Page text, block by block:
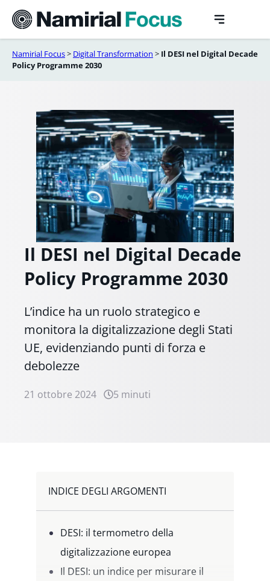
contenuto
Namirial Focus> Digital Transformation > Il DESI nel Digital Decade
Policy Programme 2030
Il DESI nel Digital Decade
Policy Programme 2030
L’indice ha un ruolo strategico e
monitora la digitalizzazione degli Stati
UE, evidenziando punti di forza e
debolezze
21 ottobre 2024 5 minuti
INDICE DEGLI ARGOMENTI
DESI: il termometro della
digitalizzazione europea
Il DESI: un indice per misurare il